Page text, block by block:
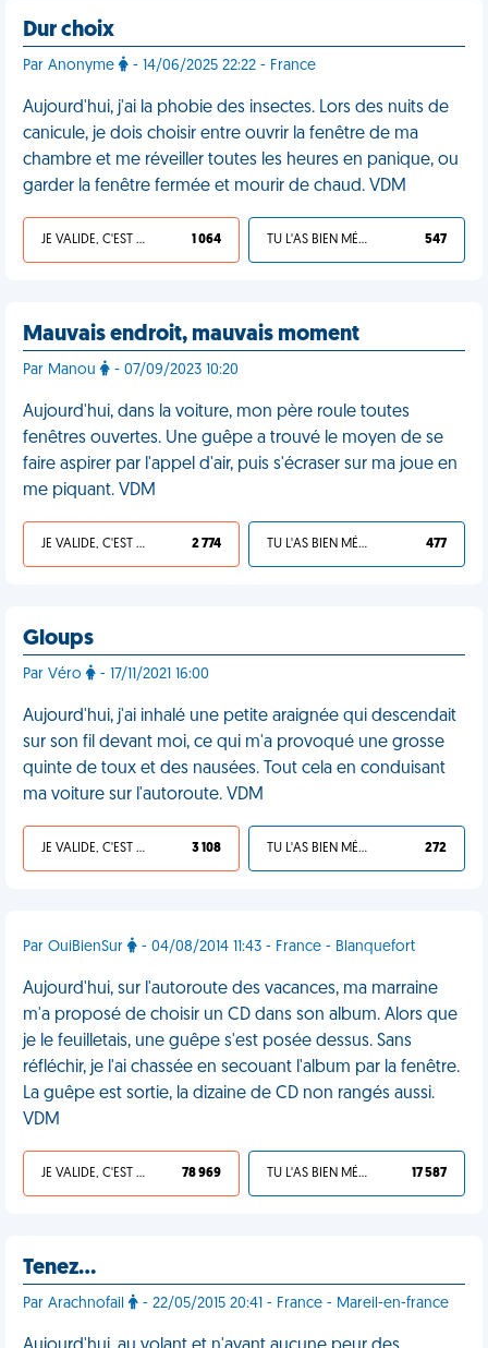
Dur choix
Par Anonyme - 14/06/2025 22:22 - France
Aujourd'hui, j'ai la phobie des insectes. Lors des nuits de
canicule, je dois choisir entre ouvrir la fenêtre de ma
chambre et me réveiller toutes les heures en panique, ou
garder la fenêtre fermée et mourir de chaud. VDM
JE VALIDE, C'EST UNE VDM 1 064 TU L'AS BIEN MÉRITÉ 547
Mauvais endroit, mauvais moment
Par Manou - 07/09/2023 10:20
Aujourd'hui, dans la voiture, mon père roule toutes
fenêtres ouvertes. Une guêpe a trouvé le moyen de se
faire aspirer par l'appel d'air, puis s'écraser sur ma joue en
me piquant. VDM
JE VALIDE, C'EST UNE VDM 2 774 TU L'AS BIEN MÉRITÉ 477
Gloups
Par Véro - 17/11/2021 16:00
Aujourd'hui, j'ai inhalé une petite araignée qui descendait
sur son fil devant moi, ce qui m'a provoqué une grosse
quinte de toux et des nausées. Tout cela en conduisant
ma voiture sur l'autoroute. VDM
JE VALIDE, C'EST UNE VDM 3 108 TU L'AS BIEN MÉRITÉ 272
Par OuiBienSur - 04/08/2014 11:43 - France - Blanquefort
Aujourd'hui, sur l'autoroute des vacances, ma marraine
m'a proposé de choisir un CD dans son album. Alors que
je le feuilletais, une guêpe s'est posée dessus. Sans
réfléchir, je l'ai chassée en secouant l'album par la fenêtre.
La guêpe est sortie, la dizaine de CD non rangés aussi.
VDM
JE VALIDE, C'EST UNE VDM 78 969 TU L'AS BIEN MÉRITÉ 17 587
Tenez…
Par Arachnofail - 22/05/2015 20:41 - France - Mareil-en-france